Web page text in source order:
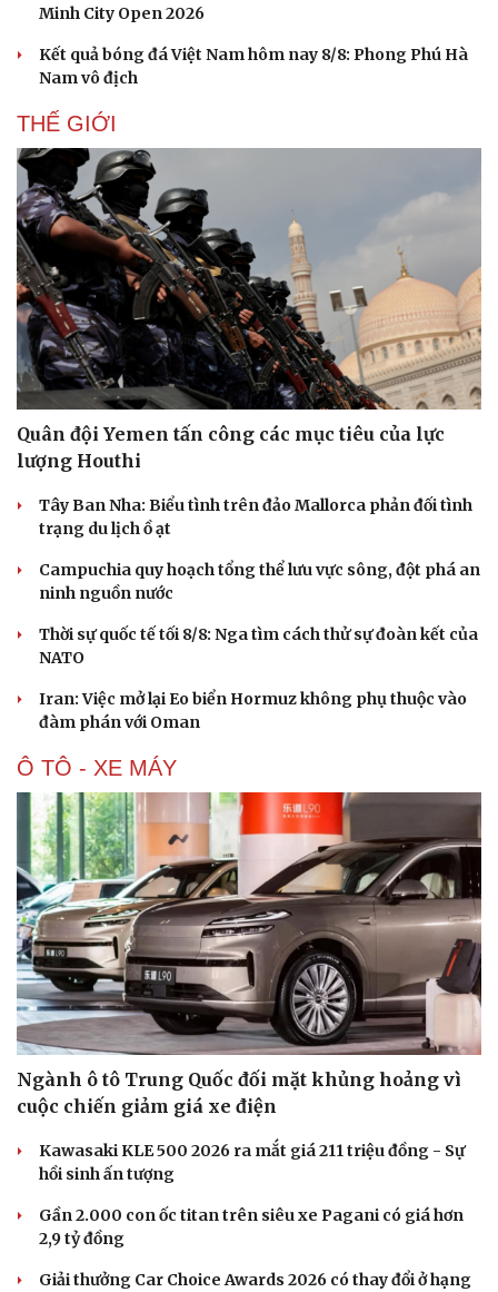
Du lịch
Tư vấn
Săn Tour
check-in
Podcast
Câu chuyện thời sự
Đọc truyện đêm khuya
Cửa sổ tình yêu
Kể chuyện cho bé
Hạt giống tâm hồn
Minh City Open 2026
Kết quả bóng đá Việt Nam hôm nay 8/8: Phong Phú Hà
Nam vô địch
THẾ GIỚI
Quân đội Yemen tấn công các mục tiêu của lực
lượng Houthi
Tây Ban Nha: Biểu tình trên đảo Mallorca phản đối tình
trạng du lịch ồ ạt
Campuchia quy hoạch tổng thể lưu vực sông, đột phá an
ninh nguồn nước
Thời sự quốc tế tối 8/8: Nga tìm cách thử sự đoàn kết của
NATO
Iran: Việc mở lại Eo biển Hormuz không phụ thuộc vào
đàm phán với Oman
Ô TÔ - XE MÁY
Ngành ô tô Trung Quốc đối mặt khủng hoảng vì
cuộc chiến giảm giá xe điện
Kawasaki KLE 500 2026 ra mắt giá 211 triệu đồng - Sự
hồi sinh ấn tượng
Gần 2.000 con ốc titan trên siêu xe Pagani có giá hơn
2,9 tỷ đồng
Giải thưởng Car Choice Awards 2026 có thay đổi ở hạng